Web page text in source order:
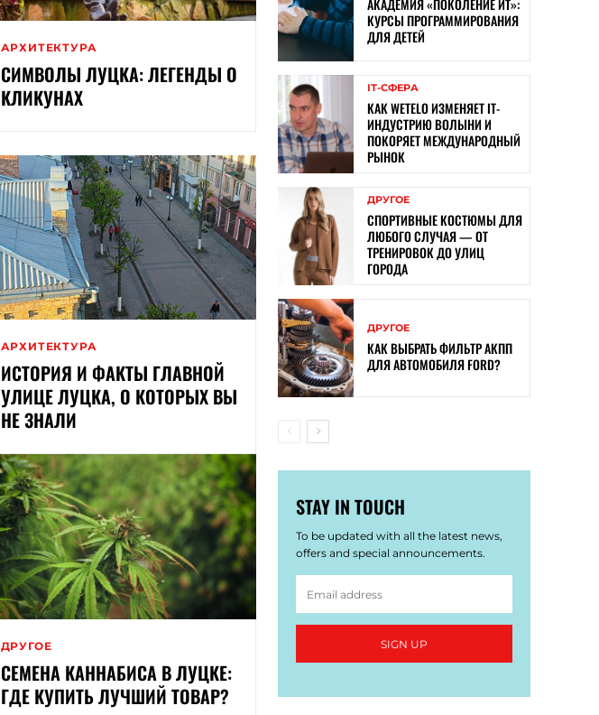
АРХИТЕКТУРА
СИМВОЛЫ ЛУЦКА: ЛЕГЕНДЫ О
КЛИКУНАХ
АРХИТЕКТУРА
ИСТОРИЯ И ФАКТЫ ГЛАВНОЙ
УЛИЦЕ ЛУЦКА, О КОТОРЫХ ВЫ
НЕ ЗНАЛИ
ДРУГОЕ
СЕМЕНА КАННАБИСА В ЛУЦКЕ:
ГДЕ КУПИТЬ ЛУЧШИЙ ТОВАР?
КУРСЫ ПРОГРАММИРОВАНИЯ
ДЛЯ ДЕТЕЙ
ІТ-СФЕРА
КАК WETELO ИЗМЕНЯЕТ IT-
ИНДУСТРИЮ ВОЛЫНИ И
ПОКОРЯЕТ МЕЖДУНАРОДНЫЙ
РЫНОК
ДРУГОЕ
СПОРТИВНЫЕ КОСТЮМЫ ДЛЯ
ЛЮБОГО СЛУЧАЯ — ОТ
ТРЕНИРОВОК ДО УЛИЦ
ГОРОДА
ДРУГОЕ
КАК ВЫБРАТЬ ФИЛЬТР АКПП
ДЛЯ АВТОМОБИЛЯ FORD?
STAY IN TOUCH
To be updated with all the latest news,
offers and special announcements.
SIGN UP